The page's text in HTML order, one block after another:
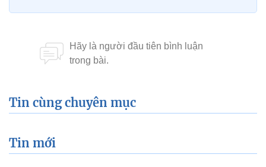
Tin cùng chuyên mục
Tin mới